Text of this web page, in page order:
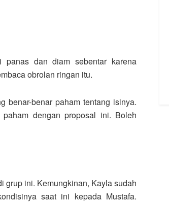
panas dan diam sebentar karena
obrolan ringan itu.
benar-benar paham tentang isinya.
dengan proposal ini. Boleh
grup ini. Kemungkinan, Kayla sudah
saat ini kepada Mustafa.